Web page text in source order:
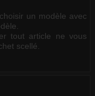
un modèle avec
tout article ne vous
scellé.